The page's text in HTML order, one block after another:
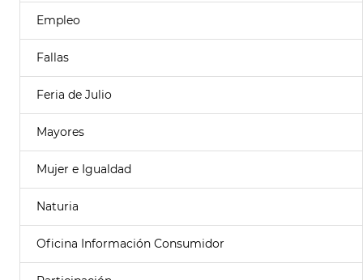
Empleo
Fallas
Feria de Julio
Mayores
Mujer e Igualdad
Naturia
Oficina Información Consumidor